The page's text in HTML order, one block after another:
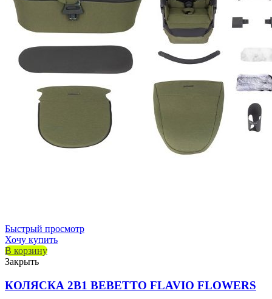
Быстрый просмотр
Хочу купить
В корзину
Закрыть
КОЛЯСКА 2В1 BEBETTO FLAVIO FLOWERS